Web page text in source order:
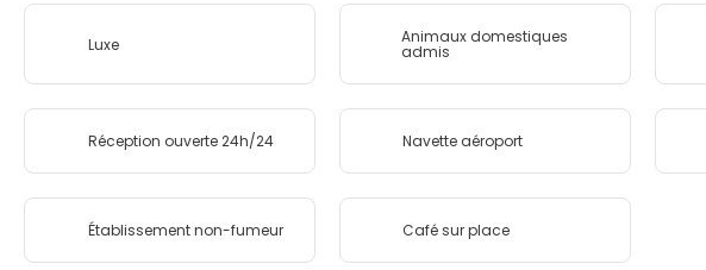
Luxe Animaux domestiques
admis
Réception ouverte 24h/24 Navette aéroport
Établissement non-fumeur Café sur place